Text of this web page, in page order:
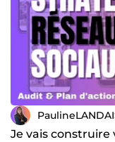
visibilité et
bénéficier d’une
votre présence
Besoin d’un
votre projet ! 😊
Je vais